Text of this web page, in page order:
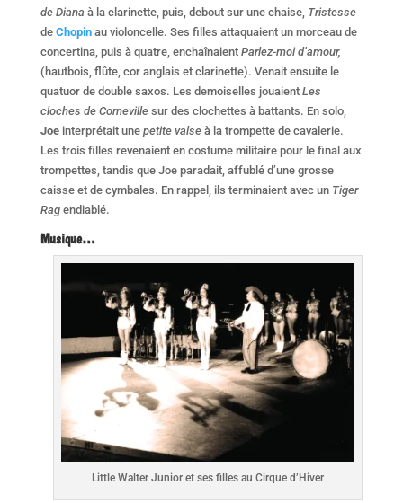
de Diana à la clarinette, puis, debout sur une chaise, Tristesse
de Chopinau violoncelle. Ses filles attaquaient un morceau de
concertina, puis à quatre, enchaînaient Parlez-moi d’amour,
(hautbois, flûte, cor anglais et clarinette). Venait ensuite le
quatuor de double saxos. Les demoiselles jouaient Les
cloches de Cornevillesur des clochettes à battants. En solo,
Joeinterprétait une petite valseà la trompette de cavalerie.
Les trois filles revenaient en costume militaire pour le final aux
trompettes, tandis que Joe paradait, affublé d’une grosse
caisse et de cymbales. En rappel, ils terminaient avec un Tiger
Rag endiablé.
Musique…
Little Walter Junior et ses filles au Cirque d’Hiver